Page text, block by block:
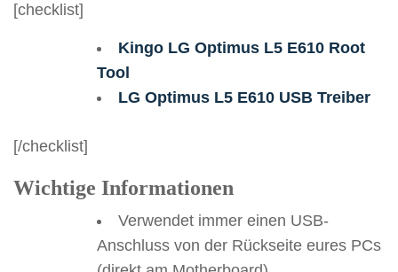
[checklist]
Kingo LG Optimus L5 E610 Root
Tool
LG Optimus L5 E610 USB Treiber
[/checklist]
Wichtige Informationen
Verwendet immer einen USB-
Anschluss von der Rückseite eures PCs